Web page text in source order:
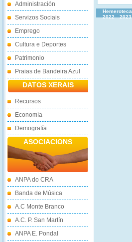
Administración
Servizos Sociais
Emprego
Cultura e Deportes
Patrimonio
Praias de Bandeira Azul
DATOS XERAIS
Recursos
Economía
Demografía
ASOCIACIONS
ANPA do CRA
Banda de Música
A.C Monte Branco
A.C. P. San Martín
ANPA E. Pondal
2022
2023